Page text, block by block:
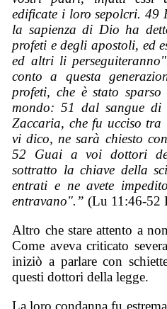
edificate i loro sepolcri. 49
la sapienza di Dio ha
profeti e degli apostoli, ed
ed altri li
conto a questa
profeti, che è stato
mondo: 51 dal sangue
Zaccaria, che fu ucciso
vi dico, ne sarà chiesto
52 Guai a voi dottori
sottratto la chiave della
entrati e ne avete
entravano".” (Lu 11:46-52
Altro che stare attento a
Come aveva criticato
iniziò a parlare con
questi dottori della legge.
La loro condanna fu